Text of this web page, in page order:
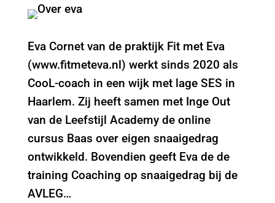
Eva Cornet van de praktijk Fit met Eva
(www.fitmeteva.nl) werkt sinds 2020 als
CooL-coach in een wijk met lage SES in
Haarlem. Zij heeft samen met Inge Out
van de Leefstijl Academy de online
cursus Baas over eigen snaaigedrag
ontwikkeld. Bovendien geeft Eva de de
training Coaching op snaaigedrag bij de
AVLEG…